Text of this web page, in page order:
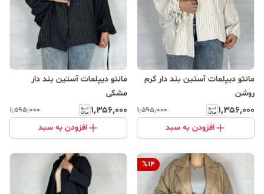
مانتو دیپلمات آستین بند دار کرم
روشن
۱٬۳۵۶٬۰۰۰ ۱٬۵۹۵٬۰۰۰
افزودن به سبد
مانتو دیپلمات آستین بند دار
مشکی
۱٬۳۵۶٬۰۰۰ ۱٬۵۹۵٬۰۰۰
افزودن به سبد
%14